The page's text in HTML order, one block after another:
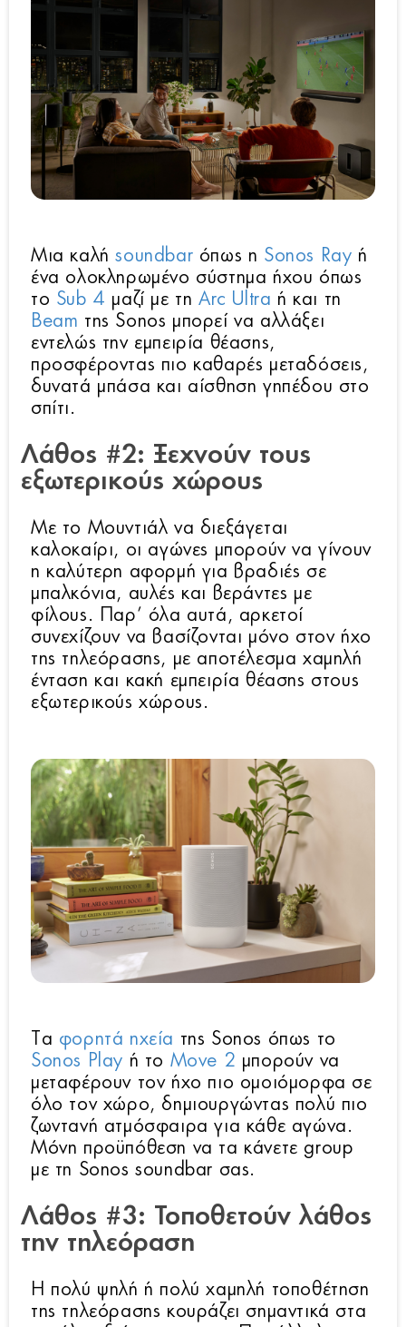
Μια καλήsoundbar όπως η Sonos Ray ή
ένα ολοκληρωμένο σύστημα ήχου όπως
το Sub 4 μαζί με τηArc Ultra ή και τη
Beam της Sonos μπορεί να αλλάξει
εντελώς την εμπειρία θέασης,
προσφέροντας πιο καθαρές μεταδόσεις,
δυνατά μπάσα και αίσθηση γηπέδου στο
σπίτι.
Λάθος #2: Ξεχνούν τους
εξωτερικούς χώρους
Με το Μουντιάλ να διεξάγεται
καλοκαίρι, οι αγώνες μπορούν να γίνουν
η καλύτερη αφορμή για βραδιές σε
μπαλκόνια, αυλές και βεράντες με
φίλους. Παρ’ όλα αυτά, αρκετοί
συνεχίζουν να βασίζονται μόνο στον ήχο
της τηλεόρασης, με αποτέλεσμα χαμηλή
ένταση και κακή εμπειρία θέασης στους
εξωτερικούς χώρους.
Tα φορητά ηχεία της Sonos όπως το
Sonos Play ή το Move 2 μπορούν να
μεταφέρουν τον ήχο πιο ομοιόμορφα σε
όλο τον χώρο, δημιουργώντας πολύ πιο
ζωντανή ατμόσφαιρα για κάθε αγώνα.
Μόνη προϋπόθεση να τα κάνετε group
με τη Sonos soundbar σας.
Λάθος #3: Τοποθετούν λάθος
την τηλεόραση
Η πολύ ψηλή ή πολύ χαμηλή τοποθέτηση
της τηλεόρασης κουράζει σημαντικά στα